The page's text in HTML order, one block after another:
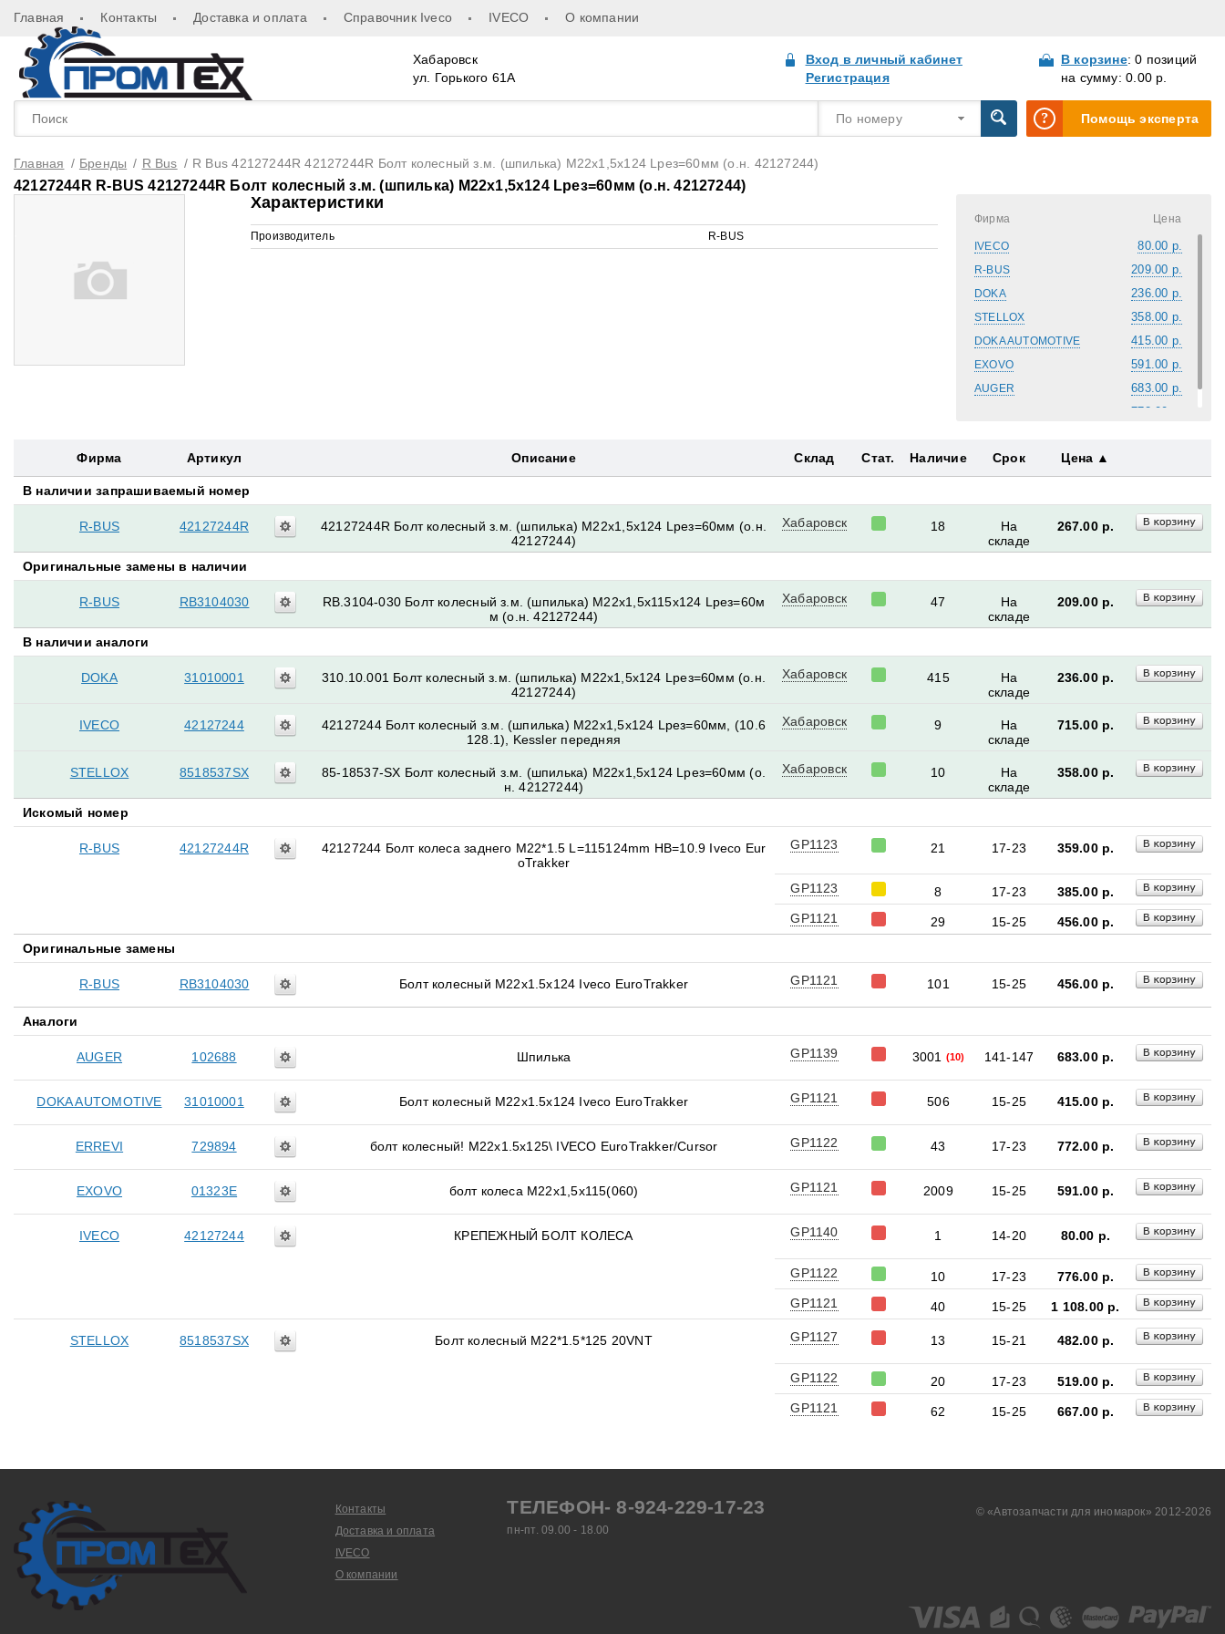
Главная Контакты Доставка и оплата Справочник Iveco IVECO О компании
Хабаровск
ул. Горького 61А
Вход в личный кабинет
Регистрация
В корзине: 0 позиций
на сумму: 0.00 р.
По номеру Помощь эксперта
Главная / Бренды / R Bus / R Bus 42127244R 42127244R Болт колесный з.м. (шпилька) М22х1,5х124 Lрез=60мм (о.н. 42127244)
42127244R R-BUS 42127244R Болт колесный з.м. (шпилька) М22х1,5х124 Lрез=60мм (о.н. 42127244)
Характеристики
Производитель R-BUS
Фирма Цена
IVECO 80.00 р.
R-BUS 209.00 р.
DOKA 236.00 р.
STELLOX 358.00 р.
DOKA AUTOMOTIVE 415.00 р.
EXOVO 591.00 р.
AUGER 683.00 р.
772.00 р.
Фирма Артикул Описание Склад Стат. Наличие Срок Цена
В наличии запрашиваемый номер
R-BUS 42127244R
42127244R Болт колесный з.м. (шпилька) М22х1,5х124 Lрез=60мм (о.н.
42127244)
Хабаровск 18
На
складе
267.00 р.
Оригинальные замены в наличии
R-BUS RB3104030
RB.3104-030 Болт колесный з.м. (шпилька) М22х1,5х115x124 Lрез=60м
м (о.н. 42127244)
Хабаровск 47
На
складе
209.00 р.
В наличии аналоги
DOKA 31010001
310.10.001 Болт колесный з.м. (шпилька) М22х1,5х124 Lрез=60мм (о.н.
42127244)
Хабаровск 415
На
складе
236.00 р.
IVECO 42127244
42127244 Болт колесный з.м. (шпилька) М22х1,5х124 Lрез=60мм, (10.6
128.1), Kessler передняя
Хабаровск 9
На
складе
715.00 р.
STELLOX 8518537SX
85-18537-SX Болт колесный з.м. (шпилька) М22х1,5х124 Lрез=60мм (о.
н. 42127244)
Хабаровск 10
На
складе
358.00 р.
Искомый номер
R-BUS 42127244R
42127244 Болт колеса заднего M22*1.5 L=115124mm HB=10.9 Iveco Eur
oTrakker
GP1123 21 17-23 359.00 р.
GP1123 8 17-23 385.00 р.
GP1121
29 15-25 456.00 р.
Оригинальные замены
R-BUS RB3104030 Болт колесный M22x1.5x124 Iveco EuroTrakker GP1121 101 15-25 456.00 р.
Аналоги
AUGER 102688 Шпилька GP1139 3001 (10) 141-147 683.00 р.
DOKA AUTOMOTIVE 31010001 Болт колесный M22x1.5x124 Iveco EuroTrakker GP1121 506 15-25 415.00 р.
ERREVI 729894 болт колесный! M22x1.5x125\ IVECO EuroTrakker/Cursor GP1122 43 17-23 772.00 р.
EXOVO 01323E болт колеса М22х1,5х115(060) GP1121 2009 15-25 591.00 р.
IVECO 42127244 КРЕПЕЖНЫЙ БОЛТ КОЛЕСА GP1140 1 14-20 80.00 р.
GP1122 10 17-23 776.00 р.
GP1121
40 15-25 1 108.00 р.
STELLOX 8518537SX Болт колесный M22*1.5*125 20VNT GP1127 13 15-21 482.00 р.
GP1122 20 17-23 519.00 р.
GP1121
62 15-25 667.00 р.
Контакты
Доставка и оплата
IVECO
О компании
ТЕЛЕФОН- 8-924-229-17-23
пн-пт. 09.00 - 18.00
© «Aвтозапчасти для иномарок» 2012-2026